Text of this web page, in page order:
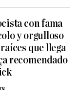
con fama
y orgulloso
que llega
recomendado